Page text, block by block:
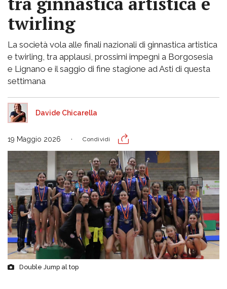
twirling
La società vola alle finali nazionali di ginnastica artistica
e twirling, tra applausi, prossimi impegni a Borgosesia
e Lignano e il saggio di fine stagione ad Asti di questa
settimana
Davide Chicarella
19 Maggio 2026 Condividi
Double Jump al top